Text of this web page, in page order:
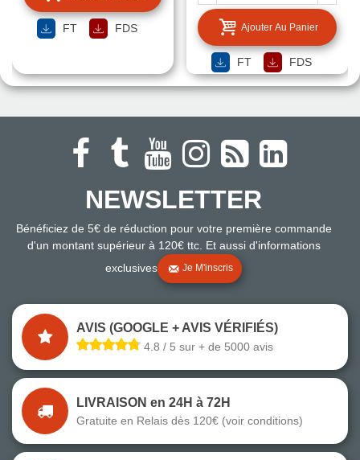
FT FDS Ajouter Au Panier
FT FDS
NEWSLETTER
Bénéficiez de 5€ de réduction pour votre première commande
d'un montant supérieur à 120€ ttc. Et aussi d'informations
exclusives
Je M'inscris
AVIS (GOOGLE + AVIS VÉRIFIÉS)
4.8 / 5 sur + de 5000 avis
LIVRAISON en 24H à 72H
Gratuite en Relais dès 120€ (voir conditions)